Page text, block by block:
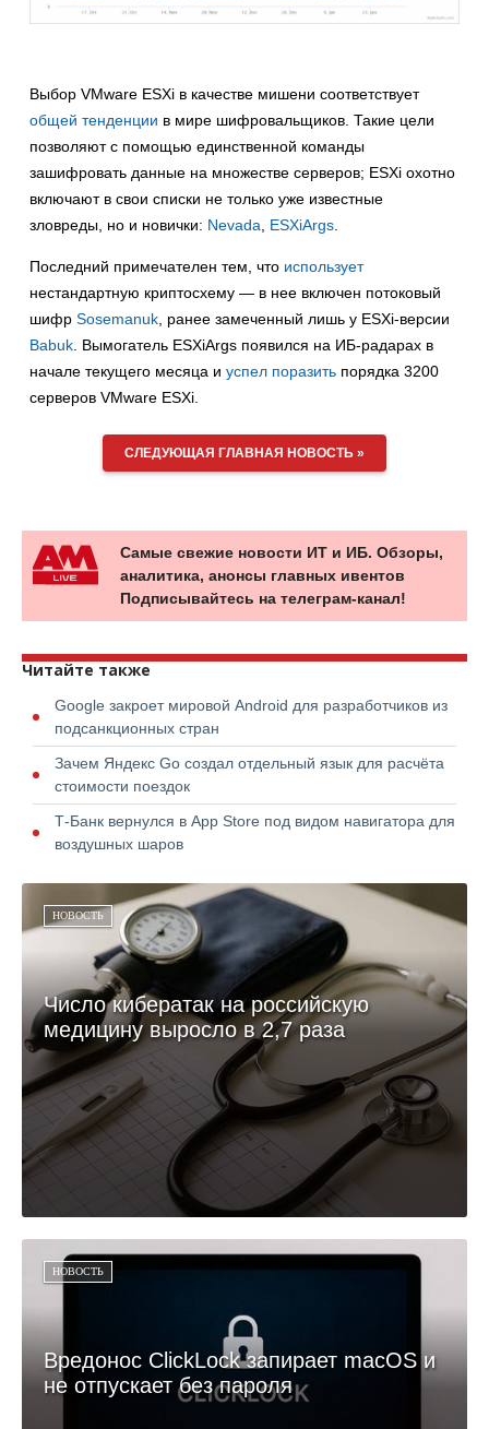
Выбор VMware ESXi в качестве мишени соответствует
общей тенденции в мире шифровальщиков. Такие цели
позволяют с помощью единственной команды
зашифровать данные на множестве серверов; ESXi охотно
включают в свои списки не только уже известные
зловреды, но и новички: Nevada ESXiArgs
Последний примечателен тем, что использует
нестандартную криптосхему — в нее включен потоковый
шифр Sosemanuk , ранее замеченный лишь у ESXi-версии
Babuk . Вымогатель ESXiArgs появился на ИБ-радарах в
начале текущего месяца и успел поразить порядка 3200
серверов VMware ESXi.
СЛЕДУЮЩАЯ ГЛАВНАЯ НОВОСТЬ »
Самые свежие новости ИТ и ИБ. Обзоры,
аналитика, анонсы главных ивентов
Подписывайтесь на телеграм-канал!
Читайте также
Google закроет мировой Android для разработчиков из
подсанкционных стран
Зачем Яндекс Go создал отдельный язык для расчёта
стоимости поездок
Т-Банк вернулся в App Store под видом навигатора для
воздушных шаров
НОВОСТЬ
Число кибератак на российскую
медицину выросло в 2,7 раза
НОВОСТЬ
Вредонос ClickLock запирает macOS и
не отпускает без пароля